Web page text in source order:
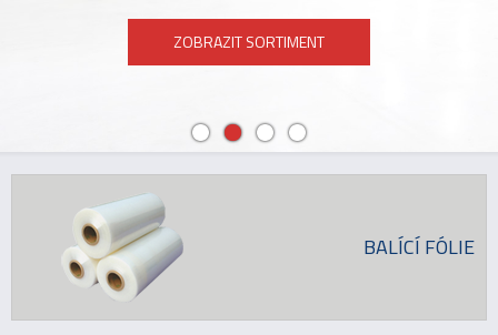
ZOBRAZIT SORTIMENT
BALÍCÍ FÓLIE